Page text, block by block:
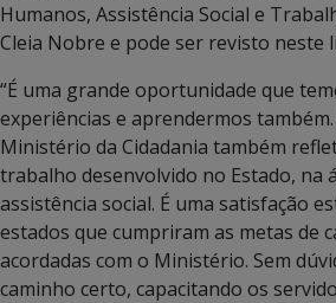
Humanos, Assistência Social e
Cleia Nobre e pode ser revisto neste
“É uma grande oportunidade que
experiências e aprendermos
Ministério da Cidadania também
trabalho desenvolvido no Estado, na
assistência social. É uma satisfação
estados que cumpriram as metas de
acordadas com o Ministério. Sem
caminho certo, capacitando os